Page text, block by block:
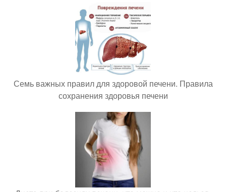
Семь важных правил для здоровой печени. Правила
сохранения здоровья печени